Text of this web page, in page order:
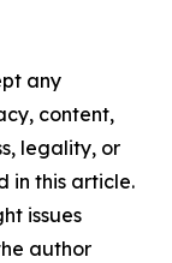
any
content,
legality, or
in this article.
issues
author